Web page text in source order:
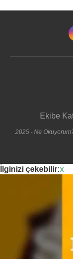
Ekibe
2025 - Ne
İlginizi çekebilir:x